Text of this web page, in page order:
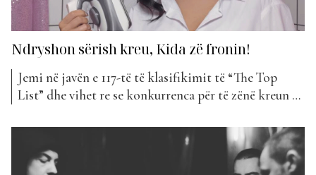
Ndryshon sërish kreu, Kida zë fronin!
Jemi në javën e 117-të të klasifikimit të “The Top
List” dhe vihet re se konkurrenca për të zënë kreun e
kemi patur një “luftë” mes tre artsiteve të talentuara
shqiptare, Elvana Gjatës, Dhurata Dorës dhe Kidës
për të zënë kreun...